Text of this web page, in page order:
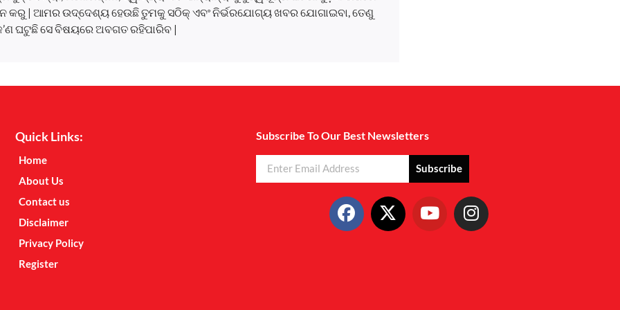
କରୁ | ଆମର ଉଦ୍ଦେଶ୍ୟ ହେଉଛି ତୁମକୁ ସଠିକ୍ ଏବଂ ନିର୍ଭରଯୋଗ୍ୟ ଖବର ଯୋଗାଇବା, ତେଣୁ
ଘଟୁଛି ସେ ବିଷୟରେ ଅବଗତ ରହିପାରିବ |
Quick Links:
Home
About Us
Contact us
Disclaimer
Privacy Policy
Register
Subscribe To Our Best Newsletters
Subscribe